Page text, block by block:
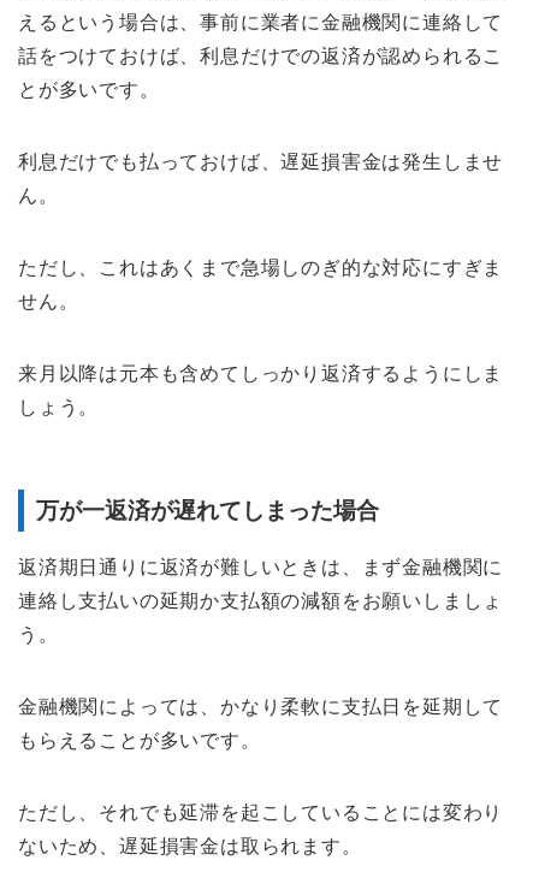
えるという場合は、事前に業者に金融機関に連絡して
話をつけておけば、利息だけでの返済が認められるこ
とが多いです。
利息だけでも払っておけば、遅延損害金は発生しませ
ん。
ただし、これはあくまで急場しのぎ的な対応にすぎま
せん。
来月以降は元本も含めてしっかり返済するようにしま
しょう。
万が一返済が遅れてしまった場合
返済期日通りに返済が難しいときは、まず金融機関に
連絡し支払いの延期か支払額の減額をお願いしましょ
う。
金融機関によっては、かなり柔軟に支払日を延期して
もらえることが多いです。
ただし、それでも延滞を起こしていることには変わり
ないため、遅延損害金は取られます。